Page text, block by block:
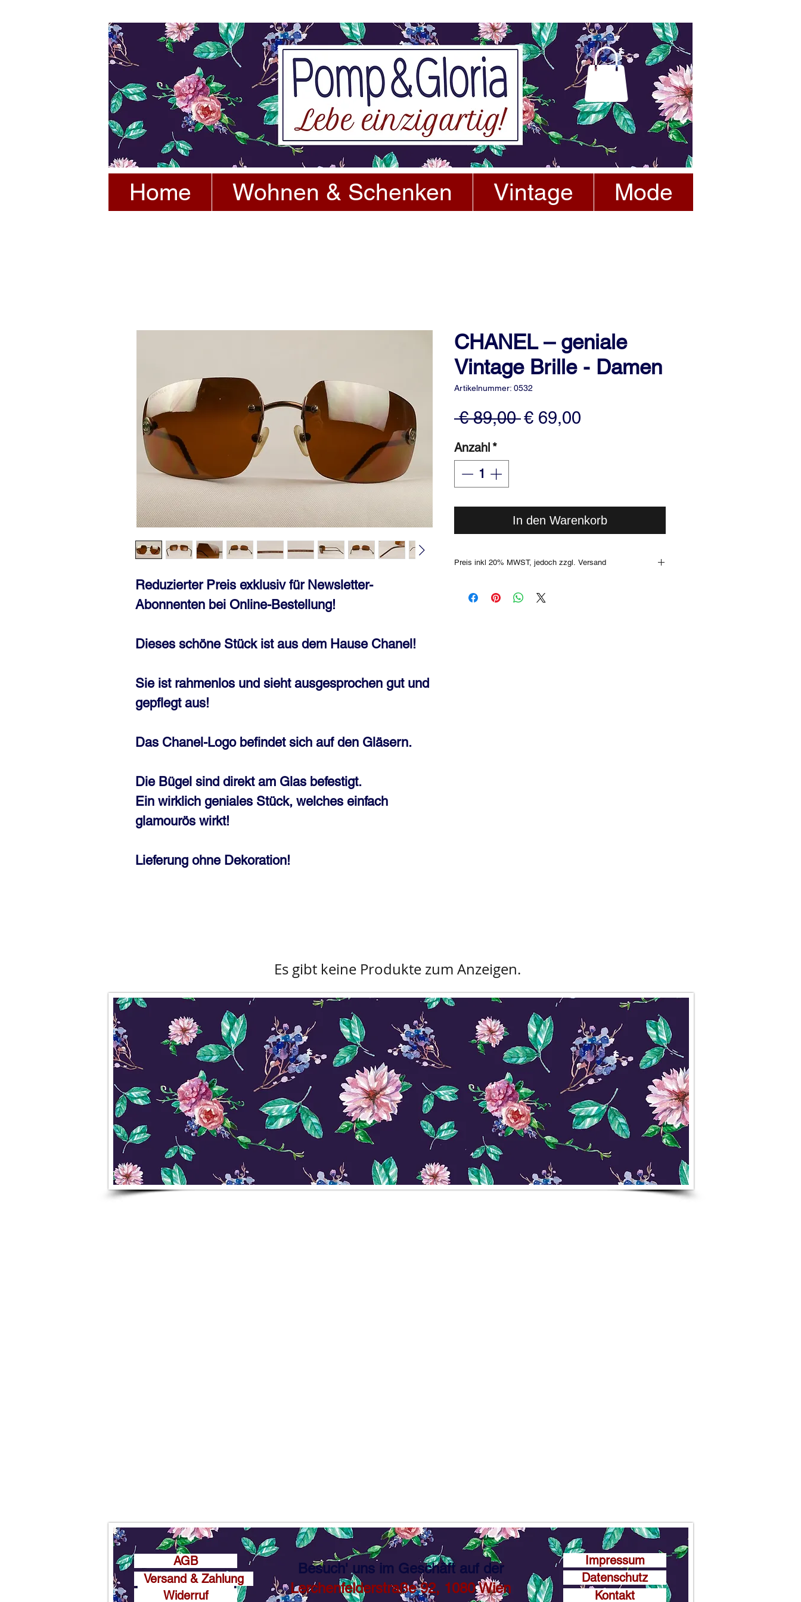
Home Wohnen & Schenken Vintage Mode
Reduzierter Preis exklusiv für Newsletter-
Abonnenten bei Online-Bestellung!
Dieses schöne Stück ist aus dem Hause Chanel!
Sie ist rahmenlos und sieht ausgesprochen gut und
gepflegt aus!
Das Chanel-Logo befindet sich auf den Gläsern.
Die Bügel sind direkt am Glas befestigt.
Ein wirklich geniales Stück, welches einfach
glamourös wirkt!
Lieferung ohne Dekoration!
CHANEL – geniale
Vintage Brille - Damen
Artikelnummer: 0532
€ 89,00 Standardpreis
€ 69,00
Anzahl*
In den Warenkorb
Preis inkl 20% MWST, jedoch zzgl. Versand
Es gibt keine Produkte zum Anzeigen.
Besuch' uns im Geschäft auf der
Lerchenfelderstraße 92, 1080 Wien
AGB
Versand & Zahlung
Widerruf
Datenschutz
Impressum
Kontakt